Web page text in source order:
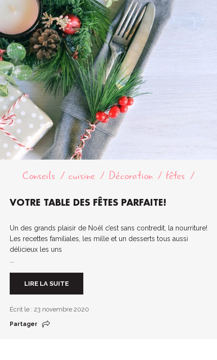
Conseils cuisine Décoration fêtes
VOTRE TABLE DES FÊTES PARFAITE!
Un des grands plaisir de Noël c’est sans contredit, la nourriture!
Les recettes familiales, les mille et un desserts tous aussi
délicieux les uns
LIRE LA SUITE
Écrit le : 23 novembre 2020
Partager